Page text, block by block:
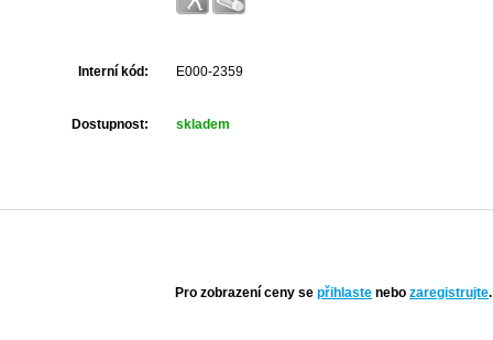
Interní kód: E000-2359
Dostupnost: skladem
Pro zobrazení ceny se přihlaste nebo zaregistrujte.